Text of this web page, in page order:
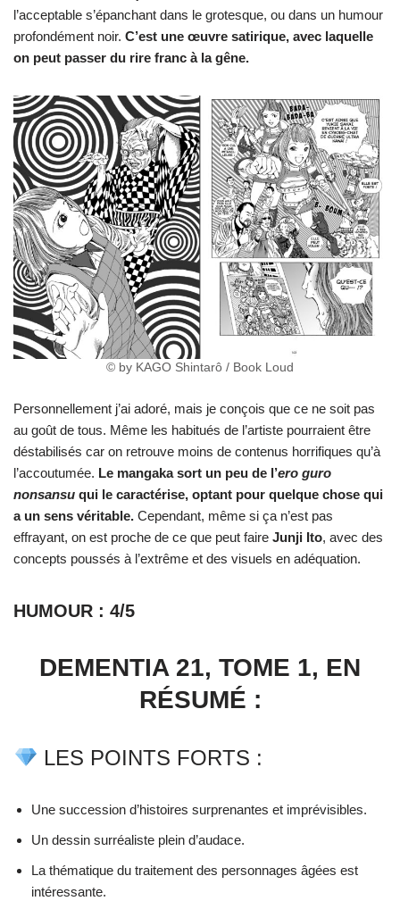
l’acceptable s’épanchant dans le grotesque, ou dans un humour
profondément noir. C’est une œuvre satirique, avec laquelle
on peut passer du rire franc à la gêne.
© by KAGO Shintarô / Book Loud
Personnellement j’ai adoré, mais je conçois que ce ne soit pas
au goût de tous. Même les habitués de l’artiste pourraient être
déstabilisés car on retrouve moins de contenus horrifiques qu’à
l’accoutumée. Le mangaka sort un peu de l’ero guro
nonsansu qui le caractérise, optant pour quelque chose qui
a un sens véritable. Cependant, même si ça n’est pas
effrayant, on est proche de ce que peut faire Junji Ito, avec des
concepts poussés à l’extrême et des visuels en adéquation.
HUMOUR : 4/5
DEMENTIA 21, TOME 1, EN
RÉSUMÉ :
LES POINTS FORTS :
Une succession d’histoires surprenantes et imprévisibles.
Un dessin surréaliste plein d’audace.
La thématique du traitement des personnages âgées est
intéressante.